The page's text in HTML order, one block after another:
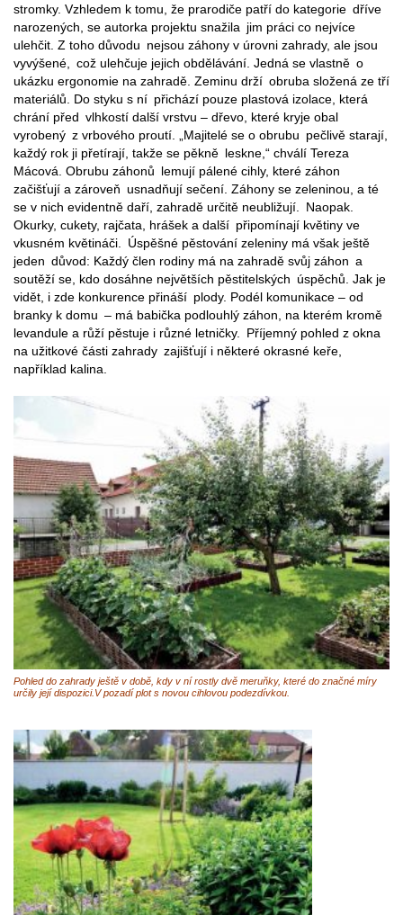
stromky. Vzhledem k tomu, že prarodiče patří do kategorie dříve
narozených, se autorka projektu snažila jim práci co nejvíce
ulehčit. Z toho důvodu nejsou záhony v úrovni zahrady, ale jsou
vyvýšené, což ulehčuje jejich obdělávání. Jedná se vlastně o
ukázku ergonomie na zahradě. Zeminu drží obruba složená ze tří
materiálů. Do styku s ní přichází pouze plastová izolace, která
chrání před vlhkostí další vrstvu – dřevo, které kryje obal
vyrobený z vrbového proutí. „Majitelé se o obrubu pečlivě starají,
každý rok ji přetírají, takže se pěkně leskne,“ chválí Tereza
Mácová. Obrubu záhonů lemují pálené cihly, které záhon
začišťují a zároveň usnadňují sečení. Záhony se zeleninou, a té
se v nich evidentně daří, zahradě určitě neubližují. Naopak.
Okurky, cukety, rajčata, hrášek a další připomínají květiny ve
vkusném květináči. Úspěšné pěstování zeleniny má však ještě
jeden důvod: Každý člen rodiny má na zahradě svůj záhon a
soutěží se, kdo dosáhne největších pěstitelských úspěchů. Jak je
vidět, i zde konkurence přináší plody. Podél komunikace – od
branky k domu – má babička podlouhlý záhon, na kterém kromě
levandule a růží pěstuje i různé letničky. Příjemný pohled z okna
na užitkové části zahrady zajišťují i některé okrasné keře,
například kalina.
Pohled do zahrady ještě v době, kdy v ní rostly dvě meruňky, které do značné míry
určily její dispozici.V pozadí plot s novou cihlovou podezdívkou.